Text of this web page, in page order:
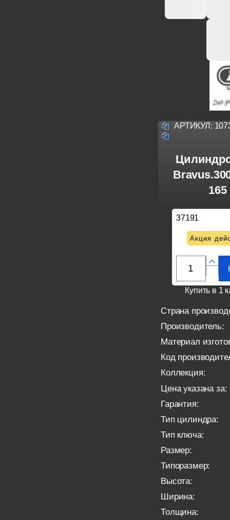
АРТИКУЛ:
37191
Акция
Купить в 1
Страна
Производитель:
Материал
Код
Коллекция:
Цена указана за:
Гарантия:
Тип цилиндра:
Тип ключа:
Размер:
Типоразмер:
Высота:
Ширина:
Толщина: